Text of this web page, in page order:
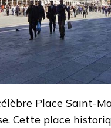
Place Saint-
Cette place